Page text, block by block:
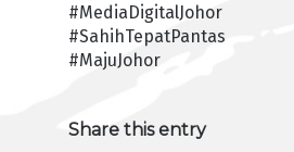
#MediaDigitalJohor
#SahihTepatPantas
#MajuJohor
Share this entry